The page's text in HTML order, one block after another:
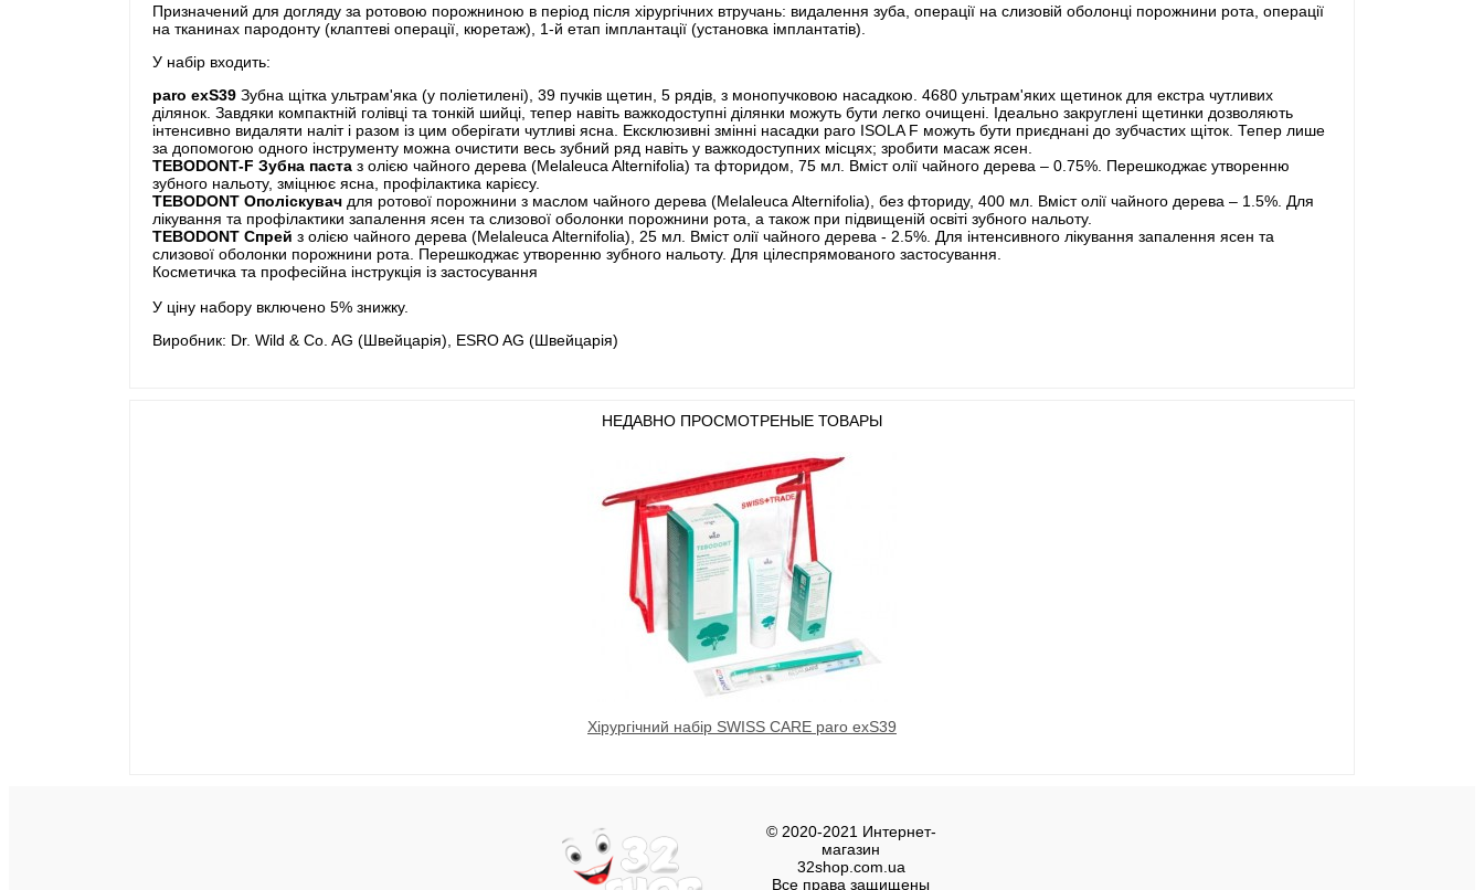
Призначений для догляду за ротовою порожниною в період після хірургічних втручань: видалення зуба, операції на слизовій оболонці порожнини рота, операції
на тканинах пародонту (клаптеві операції, кюретаж), 1-й етап імплантації (установка імплантатів).
У набір входить:
paro exS39 Зубна щітка ультрам'яка (у поліетилені), 39 пучків щетин, 5 рядів, з монопучковою насадкою. 4680 ультрам'яких щетинок для екстра чутливих
ділянок. Завдяки компактній голівці та тонкій шийці, тепер навіть важкодоступні ділянки можуть бути легко очищені. Ідеально закруглені щетинки дозволяють
інтенсивно видаляти наліт і разом із цим оберігати чутливі ясна. Ексклюзивні змінні насадки paro ISOLA F можуть бути приєднані до зубчастих щіток. Тепер лише
за допомогою одного інструменту можна очистити весь зубний ряд навіть у важкодоступних місцях; зробити масаж ясен.
TEBODONT-F Зубна паста з олією чайного дерева (Melaleuca Alternifolia) та фторидом, 75 мл. Вміст олії чайного дерева – 0.75%. Перешкоджає утворенню
зубного нальоту, зміцнює ясна, профілактика карієсу.
TEBODONT Ополіскувач для ротової порожнини з маслом чайного дерева (Melaleuca Alternifolia), без фториду, 400 мл. Вміст олії чайного дерева – 1.5%. Для
лікування та профілактики запалення ясен та слизової оболонки порожнини рота, а також при підвищеній освіті зубного нальоту.
TEBODONT Спрей з олією чайного дерева (Melaleuca Alternifolia), 25 мл. Вміст олії чайного дерева - 2.5%. Для інтенсивного лікування запалення ясен та
слизової оболонки порожнини рота. Перешкоджає утворенню зубного нальоту. Для цілеспрямованого застосування.
Косметичка та професійна інструкція із застосування
У ціну набору включено 5% знижку.
Виробник: Dr. Wild & Co. AG (Швейцарія), ESRO AG (Швейцарія)
НЕДАВНО ПРОСМОТРЕНЫЕ ТОВАРЫ
Хірургічний набір SWISS CARE paro exS39
© 2020-2021 Интернет-
магазин
32shop.com.ua
Все права защищены